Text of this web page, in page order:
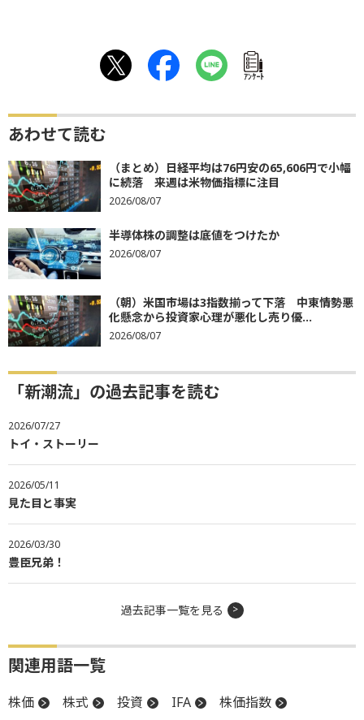
ｱﾝｹｰﾄ
あわせて読む
（まとめ）日経平均は76円安の65,606円で小幅
に続落 来週は米物価指標に注目
2026/08/07
半導体株の調整は底値をつけたか
2026/08/07
（朝）米国市場は3指数揃って下落 中東情勢悪
化懸念から投資家心理が悪化し売り優...
2026/08/07
「新潮流」の過去記事を読む
2026/07/27
トイ・ストーリー
2026/05/11
見た目と事実
2026/03/30
豊臣兄弟！
過去記事一覧を見る
関連用語一覧
株価 株式 投資 IFA 株価指数